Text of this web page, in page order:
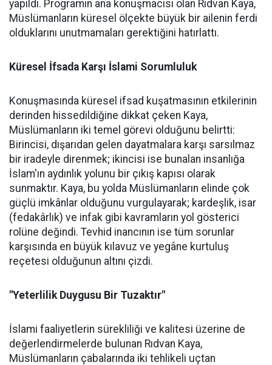
yapıldı. Programın ana konuşmacısı olan Rıdvan Kaya,
Müslümanların küresel ölçekte büyük bir ailenin ferdi
olduklarını unutmamaları gerektiğini hatırlattı.
Küresel İfsada Karşı İslami Sorumluluk
Konuşmasında küresel ifsad kuşatmasının etkilerinin
derinden hissedildiğine dikkat çeken Kaya,
Müslümanların iki temel görevi olduğunu belirtti:
Birincisi, dışarıdan gelen dayatmalara karşı sarsılmaz
bir iradeyle direnmek; ikincisi ise bunalan insanlığa
İslam'ın aydınlık yolunu bir çıkış kapısı olarak
sunmaktır. Kaya, bu yolda Müslümanların elinde çok
güçlü imkânlar olduğunu vurgulayarak; kardeşlik, isar
(fedakârlık) ve infak gibi kavramların yol gösterici
rolüne değindi. Tevhid inancının ise tüm sorunlar
karşısında en büyük kılavuz ve yegâne kurtuluş
reçetesi olduğunun altını çizdi.
"Yeterlilik Duygusu Bir Tuzaktır"
İslami faaliyetlerin sürekliliği ve kalitesi üzerine de
değerlendirmelerde bulunan Rıdvan Kaya,
Müslümanların çabalarında iki tehlikeli uçtan